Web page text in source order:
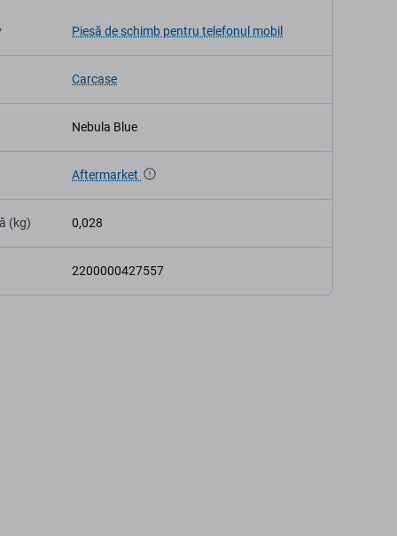
Piesă de schimb pentru telefonul mobil
Carcase
Nebula Blue
Aftermarket
(kg) 0,028
2200000427557